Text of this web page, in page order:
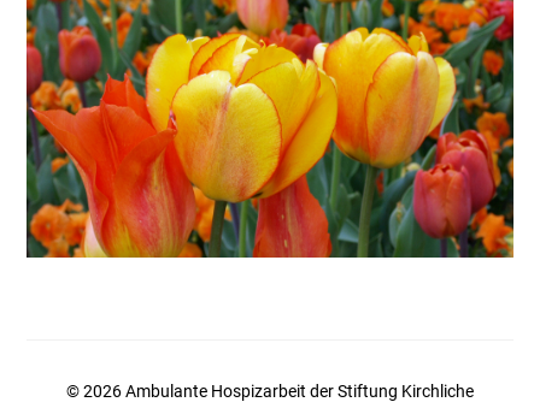
© 2026 Ambulante Hospizarbeit der Stiftung Kirchliche